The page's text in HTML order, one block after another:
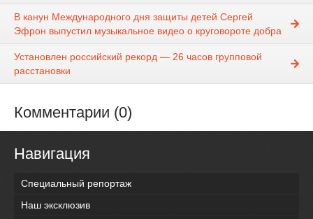
В канун Международного дня защиты детей Сергей
Эфрон выпустил музыкальное видео о круговороте добра
Установлен российский рекорд — 26 часов групповой
расстановки
Комментарии (0)
Навигация
Специальный репортаж
Наш эксклюзив